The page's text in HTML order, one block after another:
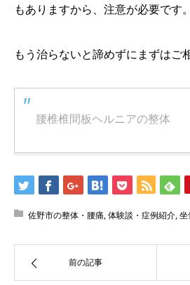
もありますから、注意が必要です。
もう治らないと諦めずにまずはご
腰椎椎間板ヘルニアの整体
佐野市の整体・腰痛,体験談・症例紹介,坐
前の記事